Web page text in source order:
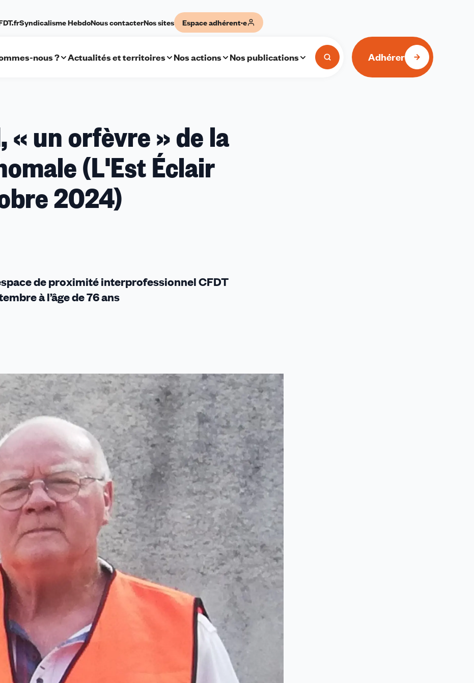
Syndicalisme HebdoNous contacterNos sites Espace adhérent·e
nous ? Actualités et territoires Nos actions Nos publications Adhérer
« un orfèvre » de la
(L'Est Éclair
2024)
de proximité interprofessionnel CFDT
à l’âge de 76 ans